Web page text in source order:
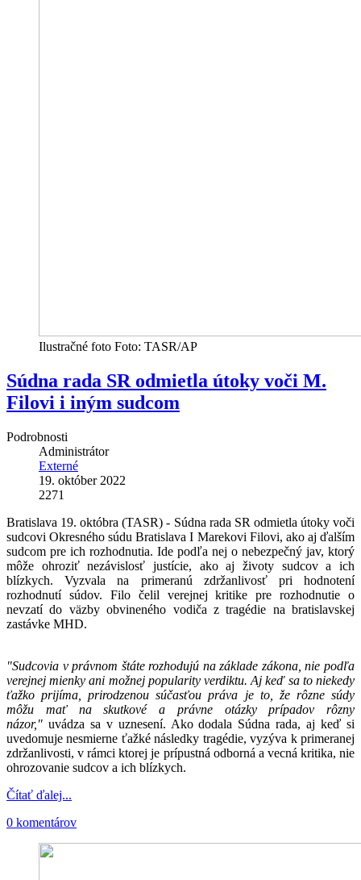
Ilustračné foto Foto: TASR/AP
Súdna rada SR odmietla útoky voči M.
Filovi i iným sudcom
Podrobnosti
Administrátor
Externé
19. október 2022
2271
Bratislava 19. októbra (TASR) - Súdna rada SR odmietla útoky voči
sudcovi Okresného súdu Bratislava I Marekovi Filovi, ako aj ďalším
sudcom pre ich rozhodnutia. Ide podľa nej o nebezpečný jav, ktorý
môže ohroziť nezávislosť justície, ako aj životy sudcov a ich
blízkych. Vyzvala na primeranú zdržanlivosť pri hodnotení
rozhodnutí súdov. Filo čelil verejnej kritike pre rozhodnutie o
nevzatí do väzby obvineného vodiča z tragédie na bratislavskej
zastávke MHD.
"Sudcovia v právnom štáte rozhodujú na základe zákona, nie podľa
verejnej mienky ani možnej popularity verdiktu. Aj keď sa to niekedy
ťažko prijíma, prirodzenou súčasťou práva je to, že rôzne súdy
môžu mať na skutkové a právne otázky prípadov rôzny
názor," uvádza sa v uznesení. Ako dodala Súdna rada, aj keď si
uvedomuje nesmierne ťažké následky tragédie, vyzýva k primeranej
zdržanlivosti, v rámci ktorej je prípustná odborná a vecná kritika, nie
ohrozovanie sudcov a ich blízkych.
Čítať ďalej...
0 komentárov